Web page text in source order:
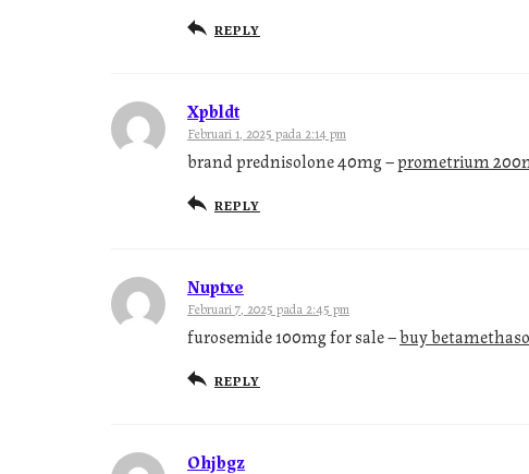
REPLY
Xpbldt
Februari 1, 2025 pada 2:14 pm
brand prednisolone 40mg –prometrium
REPLY
Nuptxe
Februari 7, 2025 pada 2:45 pm
furosemide 100mg for sale –buy
REPLY
Ohjbgz